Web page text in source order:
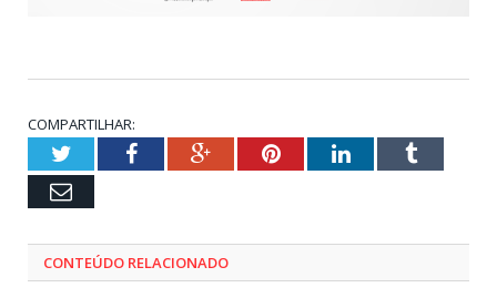
COMPARTILHAR:
TwitterFacebookGoogle+PinterestLinkedInTumblr
Email
CONTEÚDO RELACIONADO